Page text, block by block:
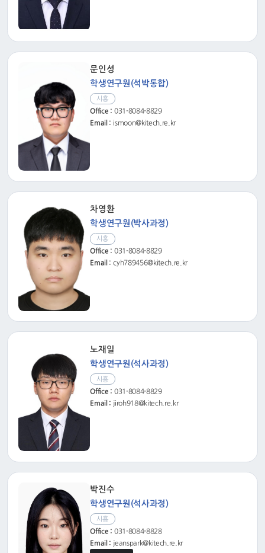
문인성
학생연구원(석박통합)
시흥
Office : 031-8084-8829
Email : ismoon@kitech.re.kr
차영환
학생연구원(박사과정)
시흥
Office : 031-8084-8829
Email : cyh789456@kitech.re.kr
노재일
학생연구원(석사과정)
시흥
Office : 031-8084-8829
Email : jiroh918@kitech.re.kr
박진수
학생연구원(석사과정)
시흥
Office : 031-8084-8828
Email : jeanspark@kitech.re.kr